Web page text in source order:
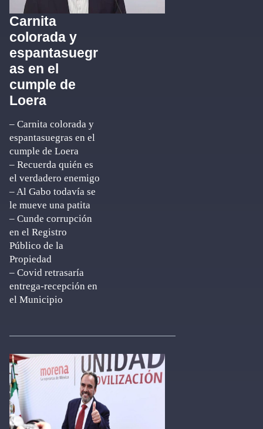
Carnita
colorada y
espantasuegr
as en el
cumple de
Loera
– Carnita colorada y
espantasuegras en el
cumple de Loera
– Recuerda quién es
el verdadero enemigo
– Al Gabo todavía se
le mueve una patita
– Cunde corrupción
en el Registro
Público de la
Propiedad
– Covid retrasaría
entrega-recepción en
el Municipio